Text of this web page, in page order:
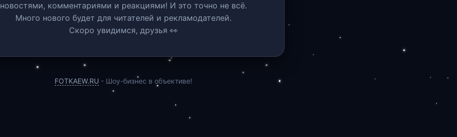
новостями, комментариями и реакциями! И это точно не всё.
Много нового будет для читателей и рекламодателей.
Скоро увидимся, друзья 👀
FOTKAEW.RU - Шоу-бизнес в объективе!